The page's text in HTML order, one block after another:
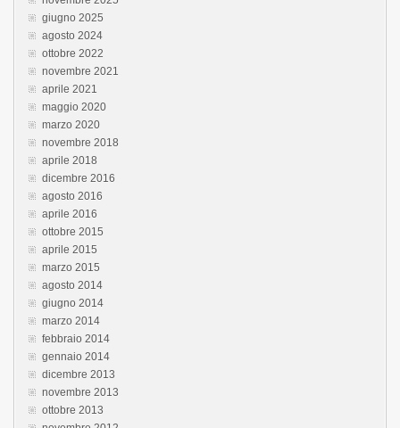
giugno 2025
agosto 2024
ottobre 2022
novembre 2021
aprile 2021
maggio 2020
marzo 2020
novembre 2018
aprile 2018
dicembre 2016
agosto 2016
aprile 2016
ottobre 2015
aprile 2015
marzo 2015
agosto 2014
giugno 2014
marzo 2014
febbraio 2014
gennaio 2014
dicembre 2013
novembre 2013
ottobre 2013